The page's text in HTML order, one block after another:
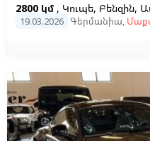
2800 կմ , Կուպե,
19.03.2026 Գերմանիա,